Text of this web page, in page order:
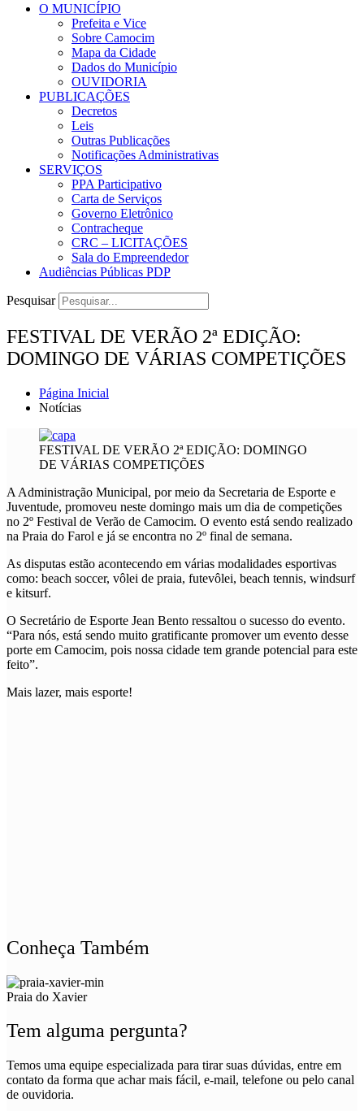
O MUNICÍPIO
Prefeita e Vice
Sobre Camocim
Mapa da Cidade
Dados do Município
OUVIDORIA
PUBLICAÇÕES
Decretos
Leis
Outras Publicações
Notificações Administrativas
SERVIÇOS
PPA Participativo
Carta de Serviços
Governo Eletrônico
Contracheque
CRC – LICITAÇÕES
Sala do Empreendedor
Audiências Públicas PDP
Pesquisar
FESTIVAL DE VERÃO 2ª EDIÇÃO:
DOMINGO DE VÁRIAS COMPETIÇÕES
Página Inicial
Notícias
FESTIVAL DE VERÃO 2ª EDIÇÃO: DOMINGO
DE VÁRIAS COMPETIÇÕES
A Administração Municipal, por meio da Secretaria de Esporte e
Juventude, promoveu neste domingo mais um dia de competições
no 2º Festival de Verão de Camocim. O evento está sendo realizado
na Praia do Farol e já se encontra no 2º final de semana.
As disputas estão acontecendo em várias modalidades esportivas
como: beach soccer, vôlei de praia, futevôlei, beach tennis, windsurf
e kitsurf.
O Secretário de Esporte Jean Bento ressaltou o sucesso do evento.
“Para nós, está sendo muito gratificante promover um evento desse
porte em Camocim, pois nossa cidade tem grande potencial para este
feito”.
Mais lazer, mais esporte!
Conheça Também
Praia do Xavier
Tem alguma pergunta?
Temos uma equipe especializada para tirar suas dúvidas, entre em
contato da forma que achar mais fácil, e-mail, telefone ou pelo canal
de ouvidoria.